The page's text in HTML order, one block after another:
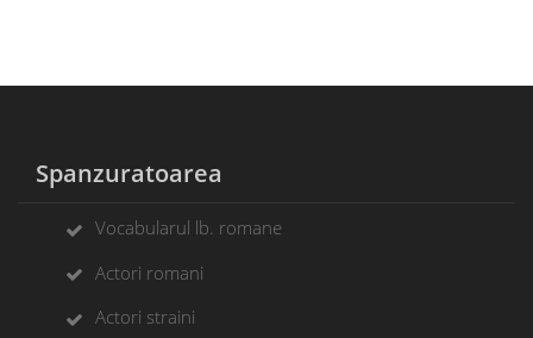
Spanzuratoarea
Vocabularul lb. romane
Actori romani
Actori straini